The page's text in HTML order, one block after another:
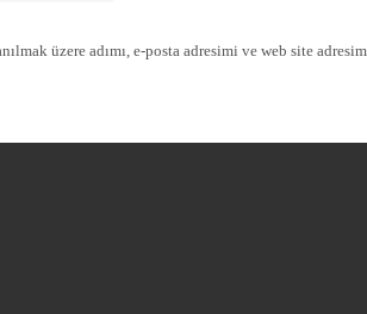
üzere adımı, e-posta adresimi ve web site